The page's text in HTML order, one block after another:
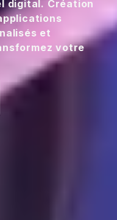
digital. Création
et
votre